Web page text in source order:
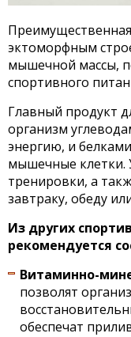
эктоморфным
мышечной массы,
спортивного
Главный продукт
организм
энергию, и
мышечные клетки.
тренировки, а
завтраку, обеду
Из других
рекомендуется
Витаминно-
позволят
обеспечат